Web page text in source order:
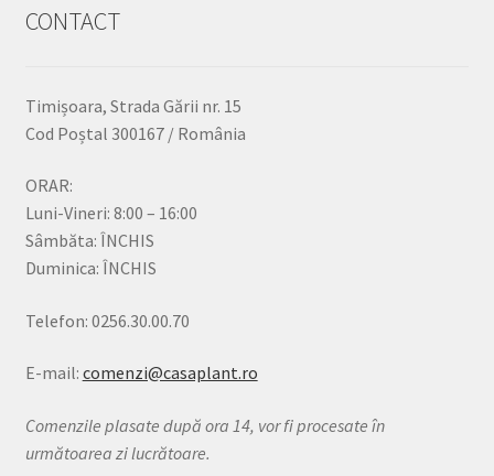
CONTACT
Timișoara, Strada Gării nr. 15
Cod Poștal 300167 / România
ORAR:
Luni-Vineri: 8:00 – 16:00
Sâmbăta: ÎNCHIS
Duminica: ÎNCHIS
Telefon: 0256.30.00.70
E-mail: comenzi@casaplant.ro
Comenzile plasate după ora 14, vor fi procesate în
următoarea zi lucrătoare.